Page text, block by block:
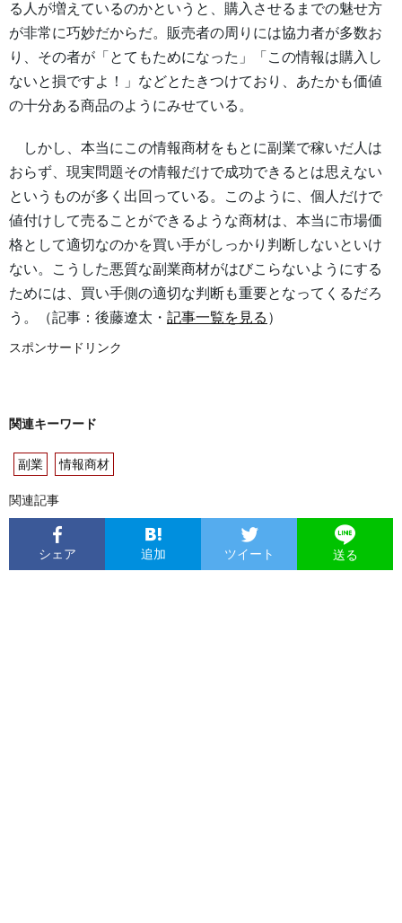
る人が増えているのかというと、購入させるまでの魅せ方
が非常に巧妙だからだ。販売者の周りには協力者が多数お
り、その者が「とてもためになった」「この情報は購入し
ないと損ですよ！」などとたきつけており、あたかも価値
の十分ある商品のようにみせている。
しかし、本当にこの情報商材をもとに副業で稼いだ人は
おらず、現実問題その情報だけで成功できるとは思えない
というものが多く出回っている。このように、個人だけで
値付けして売ることができるような商材は、本当に市場価
格として適切なのかを買い手がしっかり判断しないといけ
ない。こうした悪質な副業商材がはびこらないようにする
ためには、買い手側の適切な判断も重要となってくるだろ
う。（記事：後藤遼太・ 記事一覧を見る ）
スポンサードリンク
関連キーワード
副業 情報商材
関連記事
シェア 追加 ツイート 送る